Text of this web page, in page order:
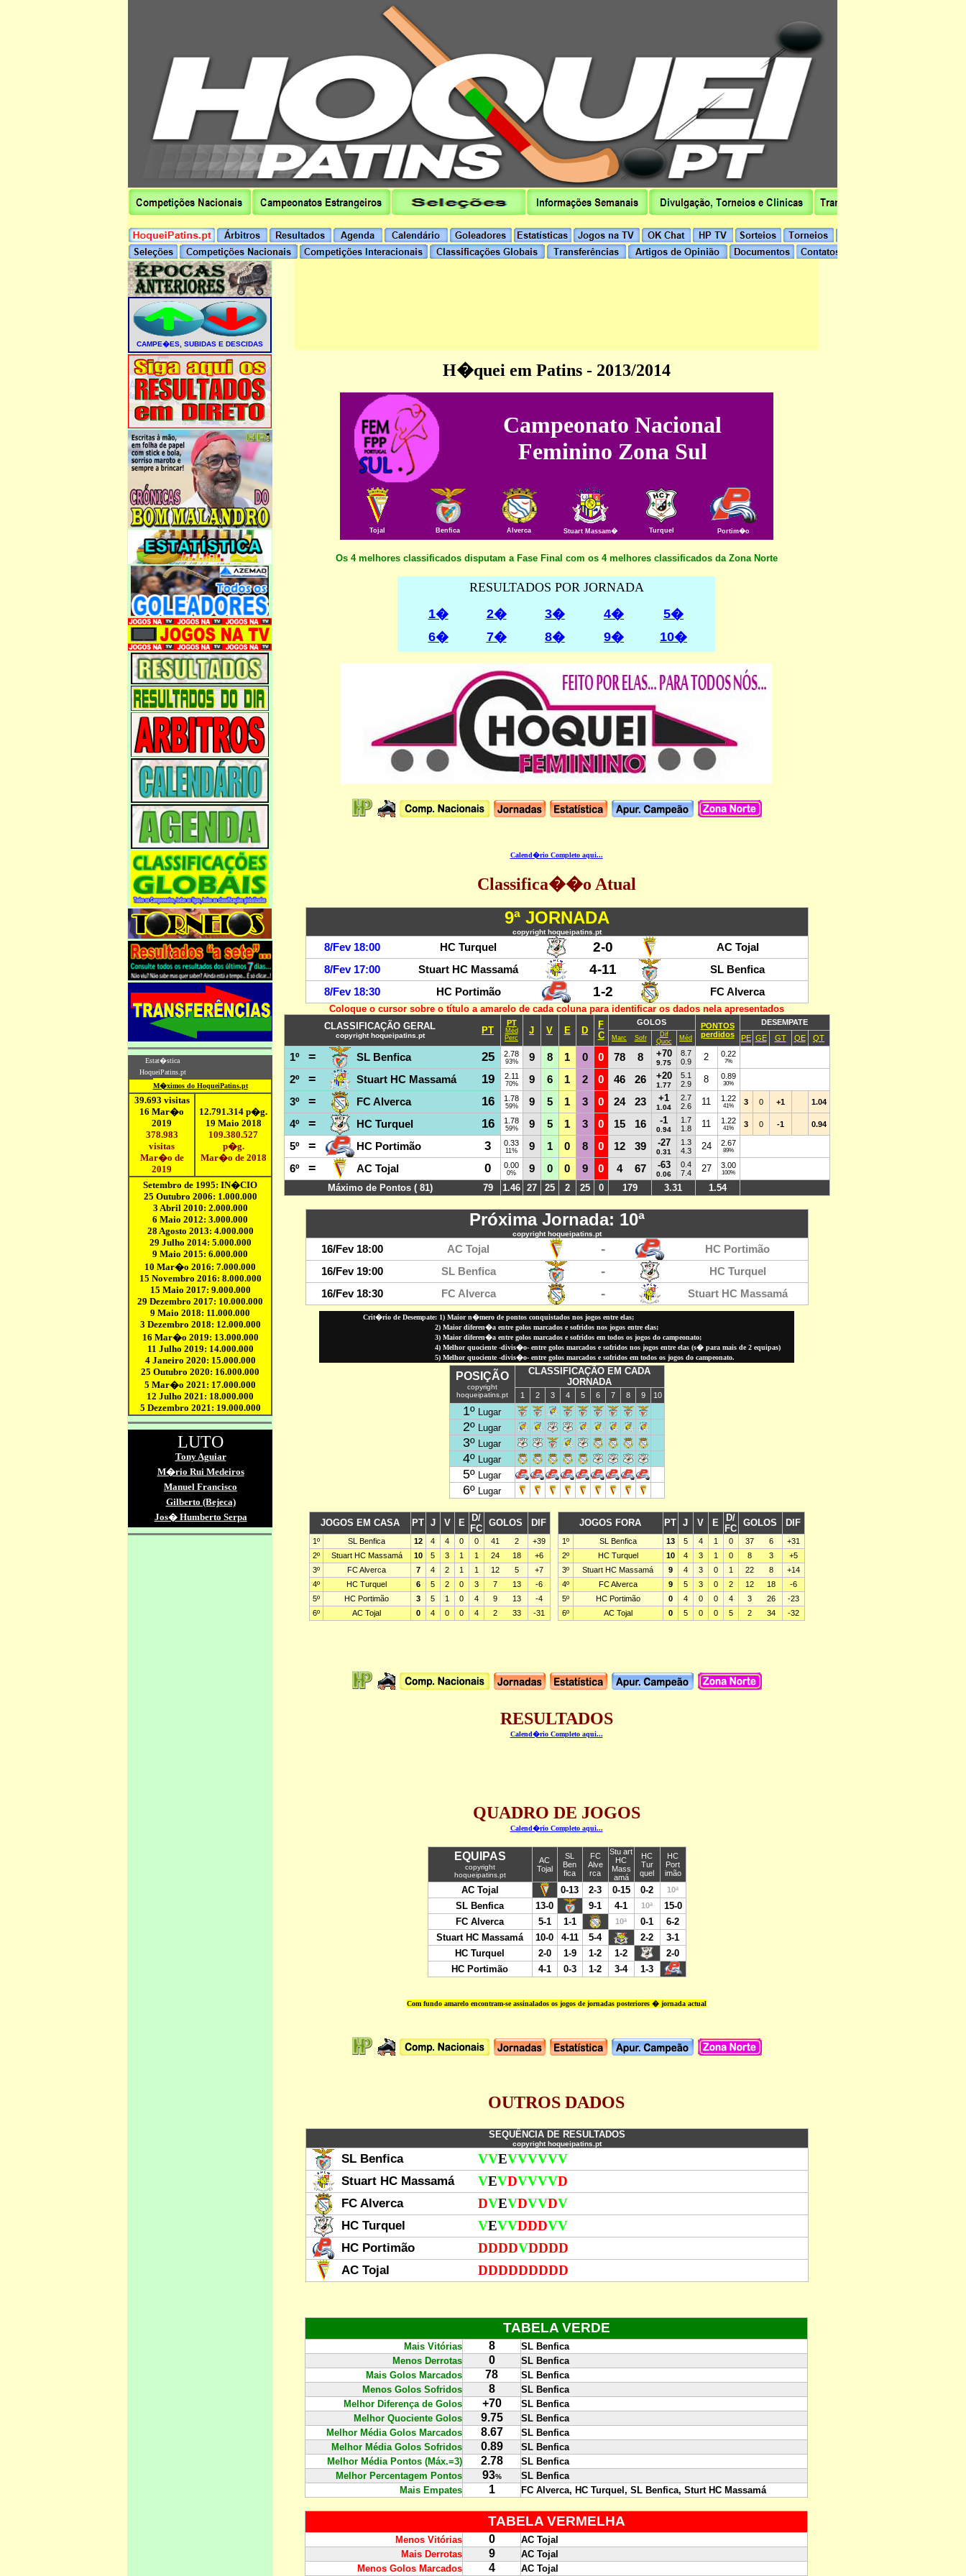
H�quei em Patins - 2013/2014
Campeonato Nacional
Feminino Zona Sul
Tojal Benfica Alverca Stuart Massam� Turquel Portim�o
Os 4 melhores classificados disputam a Fase Final com os 4 melhores classificados da Zona Norte
RESULTADOS POR JORNADA
1�
2� 3� 4�
5�
6�
7� 8� 9� 10�
Calend�rio Completo aqui...
Classifica��o Atual
Crit�rio de Desempate: 1) Maior n�mero de pontos conquistados nos jogos entre elas;
2) Maior diferen�a entre golos marcados e sofridos nos jogos entre elas;
3) Maior diferen�a entre golos marcados e sofridos em todos os jogos do campeonato;
4) Melhor quociente -divis�o- entre golos marcados e sofridos nos jogos entre elas (s� para mais de 2 equipas)
5) Melhor quociente -divis�o- entre golos marcados e sofridos em todos os jogos do campeonato.
RESULTADOS
Calend�rio Completo aqui...
QUADRO DE JOGOS
Calend�rio Completo aqui...
Com fundo amarelo encontram-se assinalados os jogos de jornadas posteriores � jornada actual
OUTROS DADOS